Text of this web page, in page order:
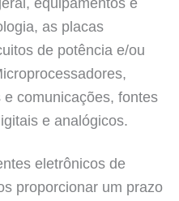
equipamentos e
as placas
de potência e/ou
comunicações, fontes
e analógicos.
eletrônicos de
proporcionar um prazo